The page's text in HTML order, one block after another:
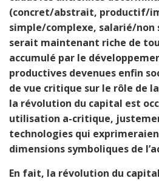
(concret/abstrait, productif/
simple/complexe, salarié/
serait maintenant riche de
accumulé par le
productives devenues enfin
de vue critique sur le rôle de
la révolution du capital est
utilisation a-critique,
technologies qui
dimensions symboliques de
En fait, la révolution du